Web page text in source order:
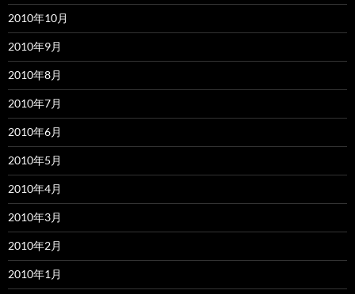
2010年10月
2010年9月
2010年8月
2010年7月
2010年6月
2010年5月
2010年4月
2010年3月
2010年2月
2010年1月